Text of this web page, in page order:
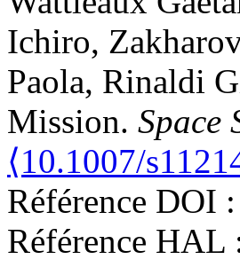
Ichiro,
Paola, Rinaldi
Mission. Space
⟨10.1007/
Référence DOI :
Référence HAL